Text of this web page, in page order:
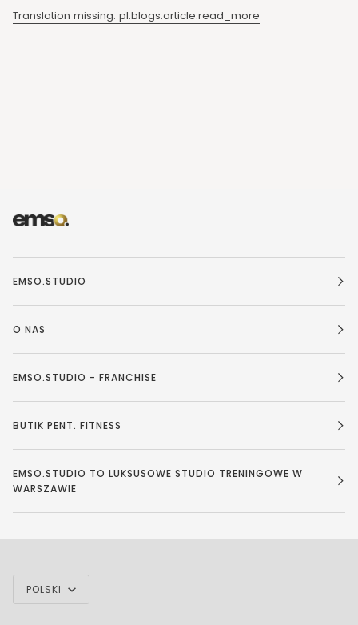
Translation missing: pl.blogs.article.read_more
EMSO.STUDIO
O NAS
EMSO.STUDIO - FRANCHISE
BUTIK PENT. FITNESS
EMSO.STUDIO TO LUKSUSOWE STUDIO TRENINGOWE W
WARSZAWIE
JĘZYK
POLSKI